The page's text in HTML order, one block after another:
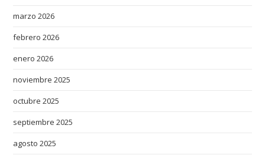
marzo 2026
febrero 2026
enero 2026
noviembre 2025
octubre 2025
septiembre 2025
agosto 2025